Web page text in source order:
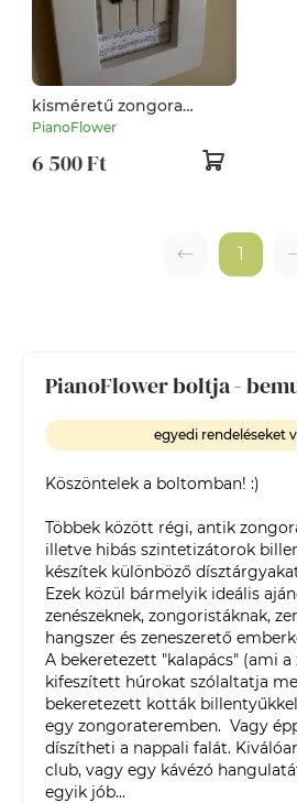
PianoFlower boltja -
egyedi rendeléseket
Köszöntelek a boltomban! :)
Többek között régi, antik
illetve hibás szintetizátorok
készítek különböző
Ezek közül bármelyik ideális
zenészeknek, zongoristáknak,
hangszer és zeneszerető
A bekeretezett "kalapács" (ami
kifeszített húrokat szólaltatja
bekeretezett kották
egy zongorateremben.  Vagy
díszítheti a nappali falát.
club, vagy egy kávézó
egyik jób...
kisméretű zongora
billentyűk fa
PianoFlower
6 500 Ft
1